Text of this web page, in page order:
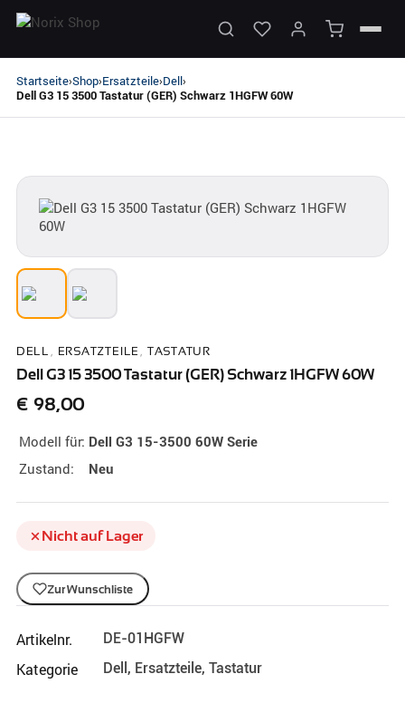
Startseite›Shop›Ersatzteile›Dell›
Dell G3 15 3500 Tastatur (GER) Schwarz 1HGFW 60W
DELL , ERSATZTEILE , TASTATUR
Dell G3 15 3500 Tastatur (GER) Schwarz 1HGFW 60W
€ 98,00
Modell für: Dell G3 15-3500 60W Serie
Zustand: Neu
Nicht auf Lager
Zur Wunschliste
Artikelnr. DE-01HGFW
Kategorie Dell , Ersatzteile, Tastatur